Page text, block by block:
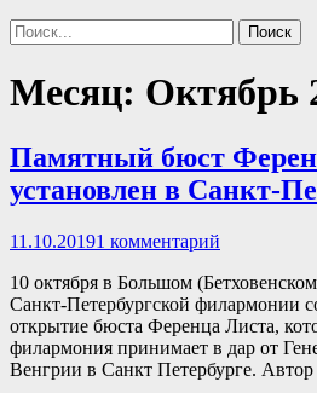
Поиск
Найти:
Месяц: Октябрь
Памятный бюст
установлен в Санкт-
Опубликовано
11.10.20191 комментарий
10 октября в Большом
Санкт-Петербургской филармонии
открытие бюста Ференца Листа,
филармония принимает в дар от
Венгрии в Санкт Петербурге. Автор